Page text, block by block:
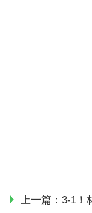
上一篇： 3-1！林诗